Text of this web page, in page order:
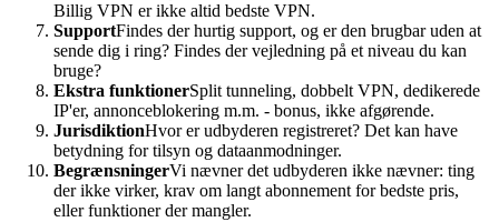
Billig VPN er ikke altid bedste VPN.
SupportFindes der hurtig support, og er den brugbar uden at
sende dig i ring? Findes der vejledning på et niveau du kan
bruge?
Ekstra funktionerSplit tunneling, dobbelt VPN, dedikerede
IP'er, annonceblokering m.m. - bonus, ikke afgørende.
JurisdiktionHvor er udbyderen registreret? Det kan have
betydning for tilsyn og dataanmodninger.
BegrænsningerVi nævner det udbyderen ikke nævner: ting
der ikke virker, krav om langt abonnement for bedste pris,
eller funktioner der mangler.